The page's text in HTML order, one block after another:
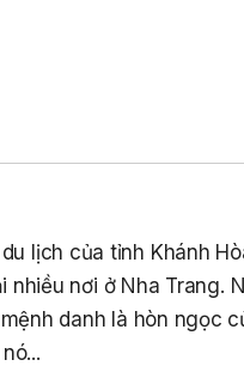
Số KH-0387
641/TB-VNT
Ban Quản Lý
Lựa Chọn Tổ
lịch của tỉnh Khánh
nơi ở Nha Trang.
danh là hòn ngọc